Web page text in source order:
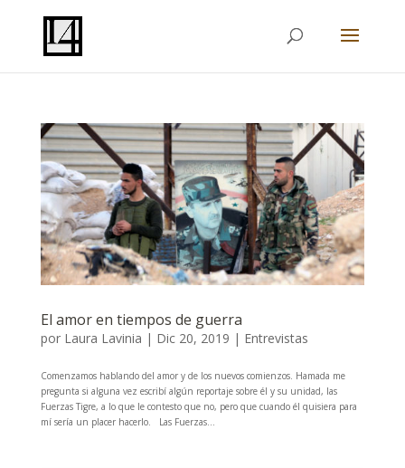
El amor en tiempos de guerra
por Laura Lavinia | Dic 20, 2019 | Entrevistas
Comenzamos hablando del amor y de los nuevos comienzos. Hamada me
pregunta si alguna vez escribí algún reportaje sobre él y su unidad, las
Fuerzas Tigre, a lo que le contesto que no, pero que cuando él quisiera para
mí sería un placer hacerlo. Las Fuerzas...